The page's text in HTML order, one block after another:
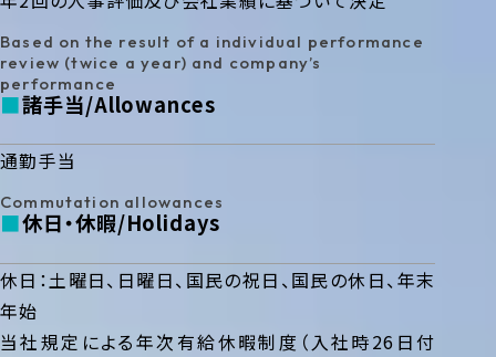
Based on the result of a individual performance
review (twice a year) and company’s
performance
諸手当 Allowances
通勤手当
Commutation allowances
休日・休暇 Holidays
休日：土曜日、日曜日、国民の祝日、国民の休日、年末
年始
当社規定による年次有給休暇制度（入社時26日付